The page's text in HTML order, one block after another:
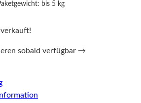
bis 5 kg
sobald verfügbar →